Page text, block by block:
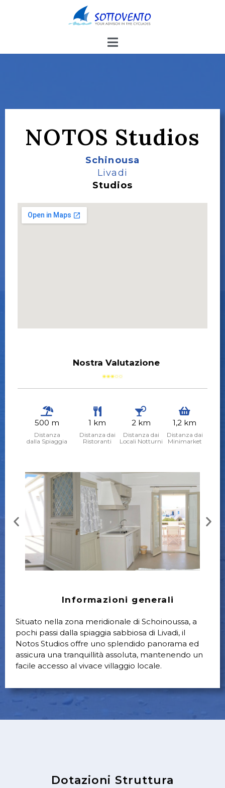
NOTOS Studios
Schinousa
Livadi
Studios
Nostra Valutazione
500 m
Distanza
dalla Spiaggia
1 km
Distanza dai
Ristoranti
2 km
Distanza dai
Locali Notturni
1,2 km
Distanza dai
Minimarket
Informazioni generali
Situato nella zona meridionale di Schoinoussa, a
pochi passi dalla spiaggia sabbiosa di Livadi, il
Notos Studios offre uno splendido panorama ed
assicura una tranquillità assoluta, mantenendo un
facile accesso al vivace villaggio locale.
Dotazioni Struttura